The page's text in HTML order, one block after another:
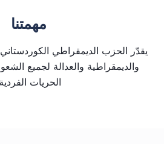
مهمتنا
يقدّر الحزب الديمقراطي
والديمقراطية والعدالة لجميع
الحريات